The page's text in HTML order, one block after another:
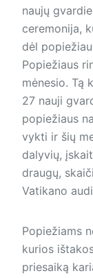
naujų
ceremonija,
dėl
Popiežiaus
mėnesio. Tą
27 nauji
popiežiaus
vykti ir šių
dalyvių,
draugų,
Vatikano
Popiežiams
kurios
priesaiką